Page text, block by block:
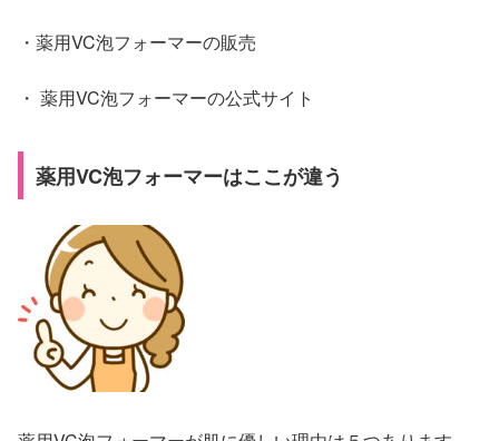
・薬用VC泡フォーマーの販売
・ 薬用VC泡フォーマーの公式サイト
薬用VC泡フォーマーはここが違う